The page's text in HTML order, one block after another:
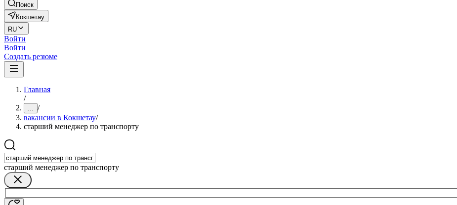
Поиск
Кокшетау
RU
Войти
Войти
Создать резюме
Главная
/
... /
вакансии в Кокшетау/
старший менеджер по транспорту
старший менеджер по транспорту